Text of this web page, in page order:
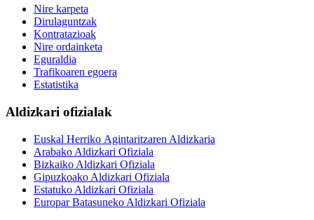
Nire karpeta
Dirulaguntzak
Kontratazioak
Nire ordainketa
Eguraldia
Trafikoaren egoera
Estatistika
Aldizkari ofizialak
Euskal Herriko Agintaritzaren Aldizkaria
Arabako Aldizkari Ofiziala
Bizkaiko Aldizkari Ofiziala
Gipuzkoako Aldizkari Ofiziala
Estatuko Aldizkari Ofiziala
Europar Batasuneko Aldizkari Ofiziala